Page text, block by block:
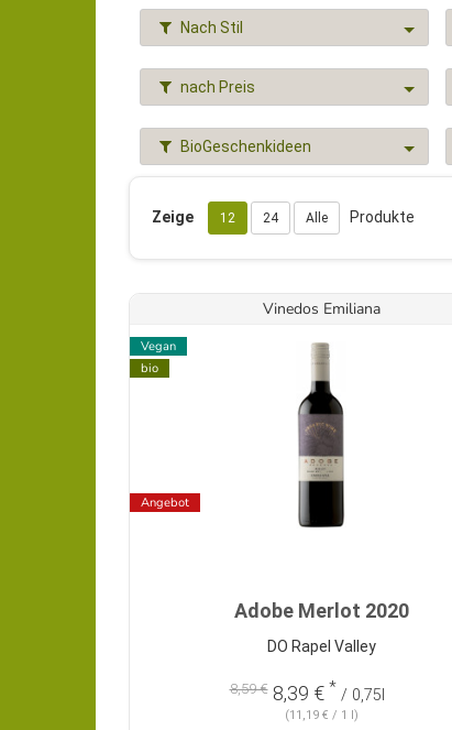
Nach Stil
nach Preis
BioGeschenkideen
Zeige 12 24 Alle Produkte
Vinedos Emiliana
Vegan
bio
Angebot
Adobe Merlot 2020
DO Rapel Valley
8,59 €8,39 € * / 0,75l
(11,19 € / 1 l)